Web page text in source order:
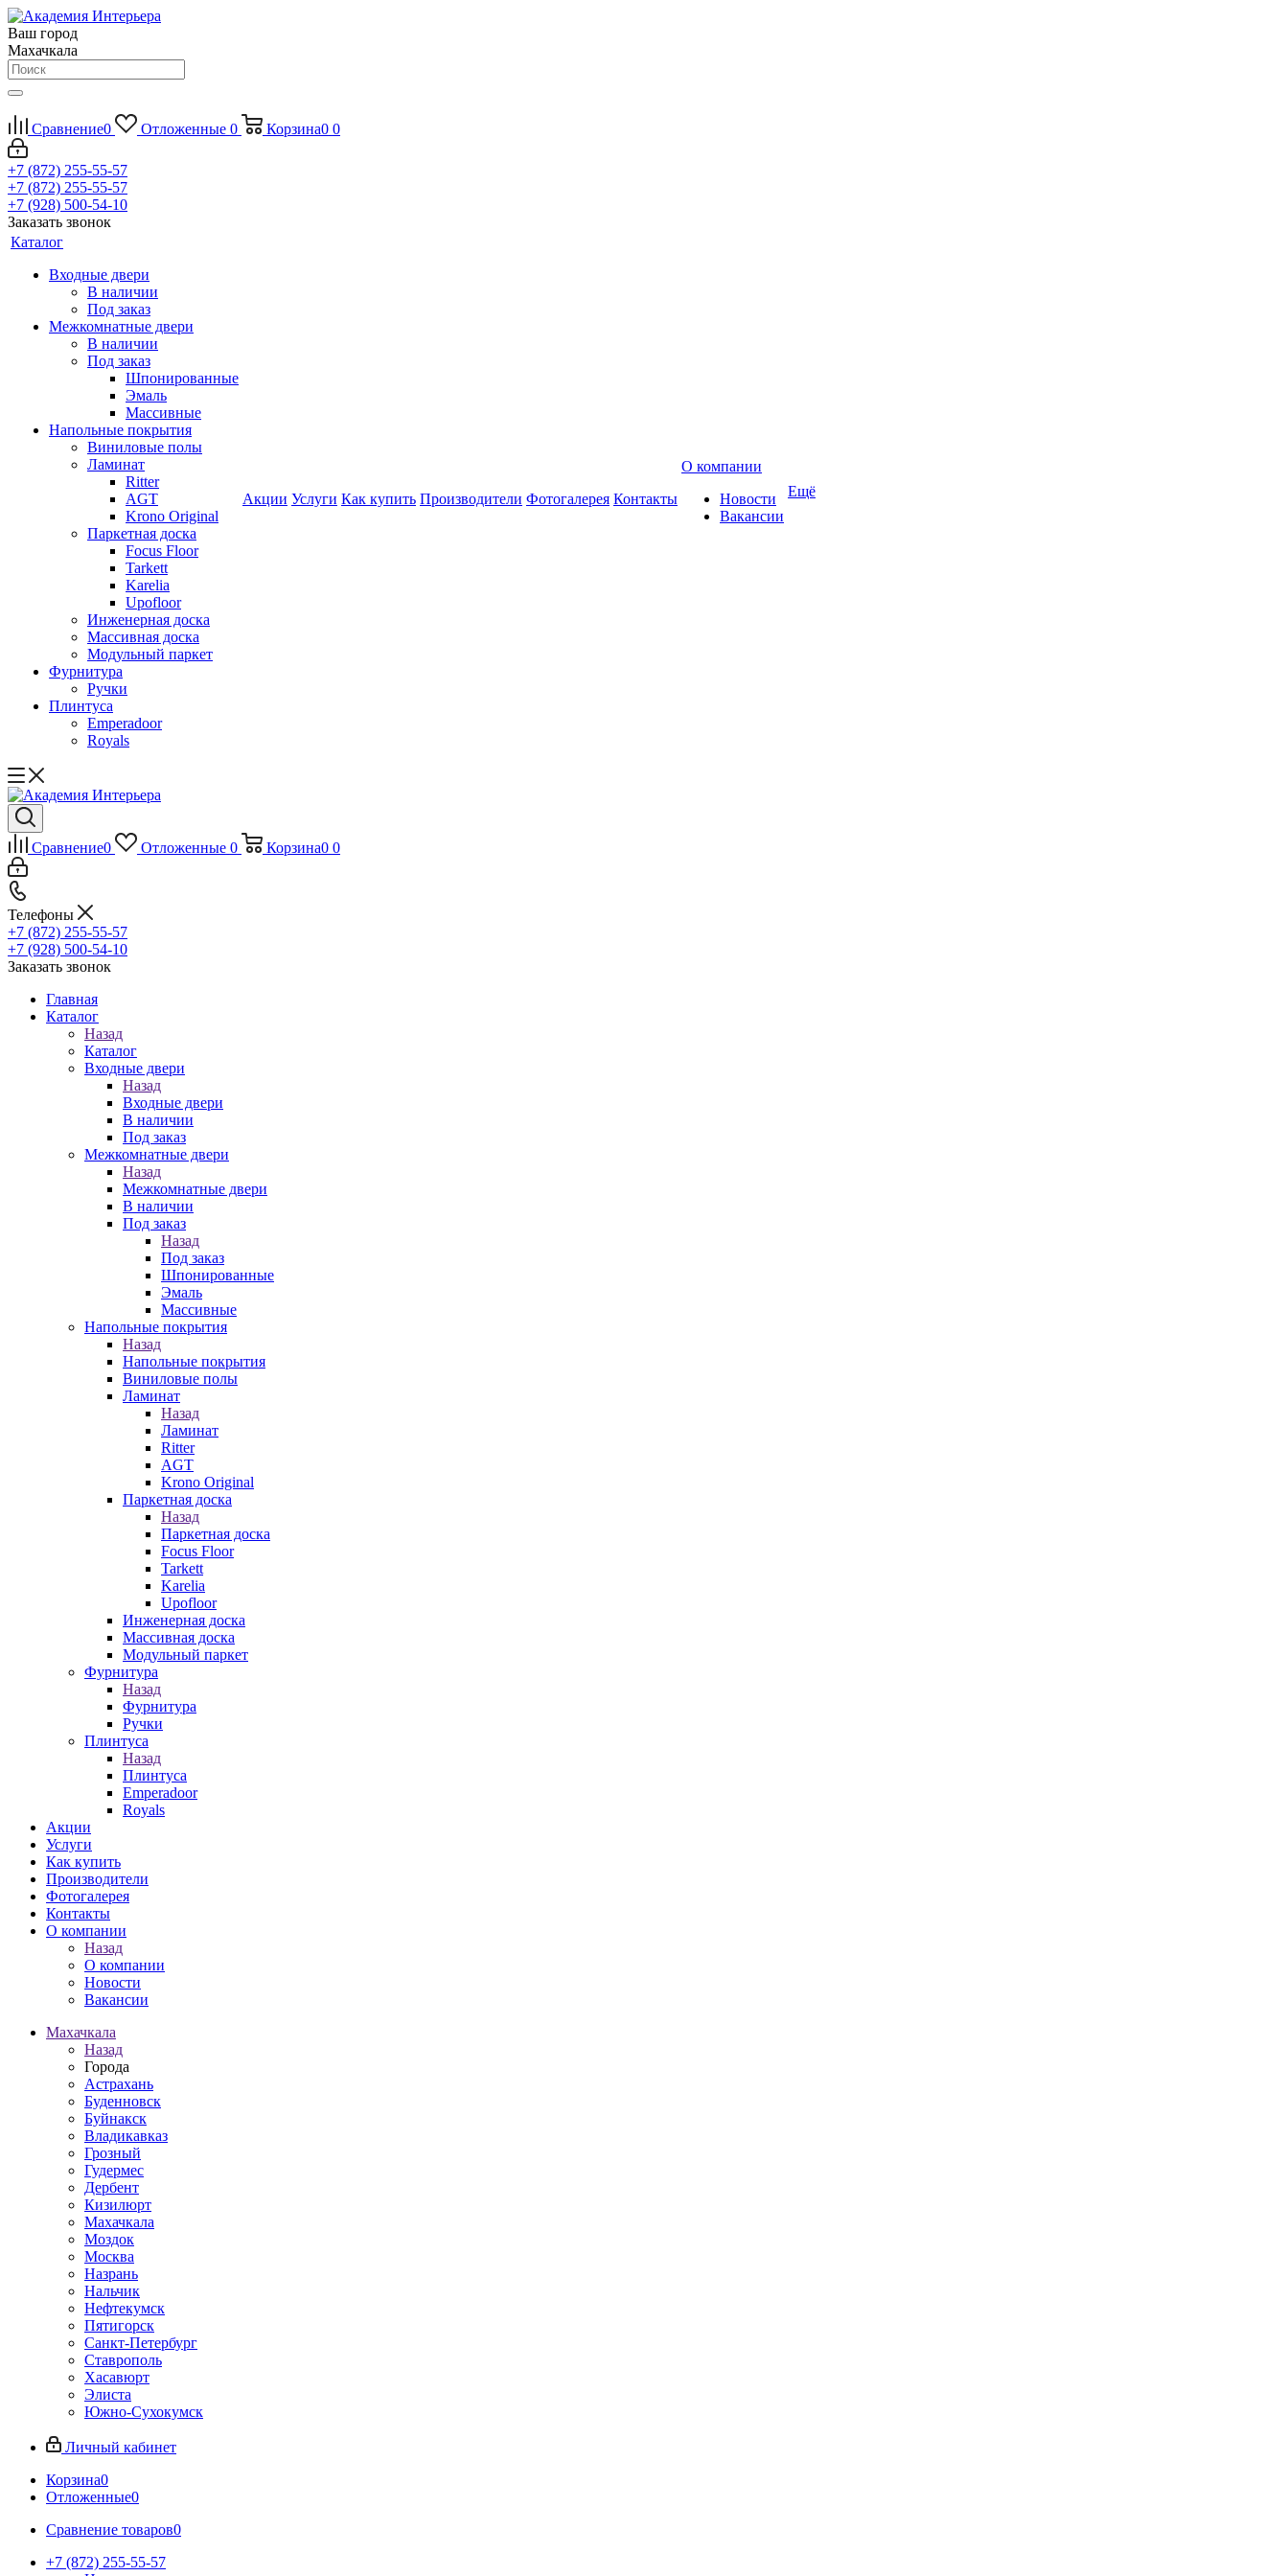
Ваш город
Махачкала
Сравнение0 Отложенные 0 Корзина0 0
+7 (872) 255-55-57
+7 (872) 255-55-57
+7 (928) 500-54-10
Заказать звонок
Каталог
Входные двери
В наличии
Под заказ
Межкомнатные двери
В наличии
Под заказ
Шпонированные
Эмаль
Массивные
Напольные покрытия
Виниловые полы
Ламинат
Ritter
AGT
Krono Original
Паркетная доска
Focus Floor
Tarkett
Karelia
Upofloor
Инженерная доска
Массивная доска
Модульный паркет
Фурнитура
Ручки
Плинтуса
Emperadoor
Royals
Акции Услуги Как купить Производители Фотогалерея Контакты
О компании
Новости
Вакансии
Ещё
Сравнение0 Отложенные 0 Корзина0 0
Телефоны
+7 (872) 255-55-57
+7 (928) 500-54-10
Заказать звонок
Главная
Каталог
Назад
Каталог
Входные двери
Назад
Входные двери
В наличии
Под заказ
Межкомнатные двери
Назад
Межкомнатные двери
В наличии
Под заказ
Назад
Под заказ
Шпонированные
Эмаль
Массивные
Напольные покрытия
Назад
Напольные покрытия
Виниловые полы
Ламинат
Назад
Ламинат
Ritter
AGT
Krono Original
Паркетная доска
Назад
Паркетная доска
Focus Floor
Tarkett
Karelia
Upofloor
Инженерная доска
Массивная доска
Модульный паркет
Фурнитура
Назад
Фурнитура
Ручки
Плинтуса
Назад
Плинтуса
Emperadoor
Royals
Акции
Услуги
Как купить
Производители
Фотогалерея
Контакты
О компании
Назад
О компании
Новости
Вакансии
Махачкала
Назад
Города
Астрахань
Буденновск
Буйнакск
Владикавказ
Грозный
Гудермес
Дербент
Кизилюрт
Махачкала
Моздок
Москва
Назрань
Нальчик
Нефтекумск
Пятигорск
Санкт-Петербург
Ставрополь
Хасавюрт
Элиста
Южно-Сухокумск
Личный кабинет
Корзина0
Отложенные0
Сравнение товаров0
+7 (872) 255-55-57